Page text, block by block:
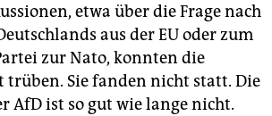
etwa über die Frage nach
aus der EU oder zum
zur Nato, konnten die
Sie fanden nicht statt. Die
AfD ist so gut wie lange nicht.